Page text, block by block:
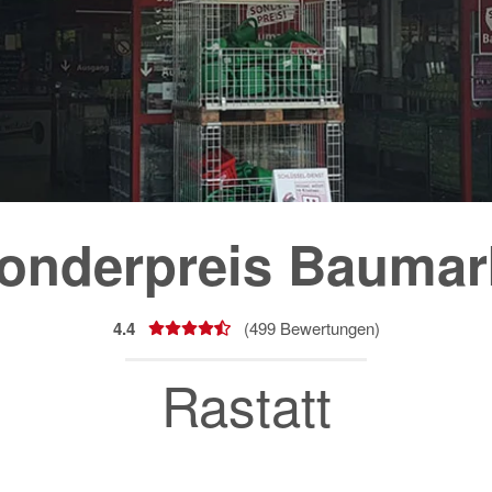
4.4 (499Bewertungen)
Rastatt